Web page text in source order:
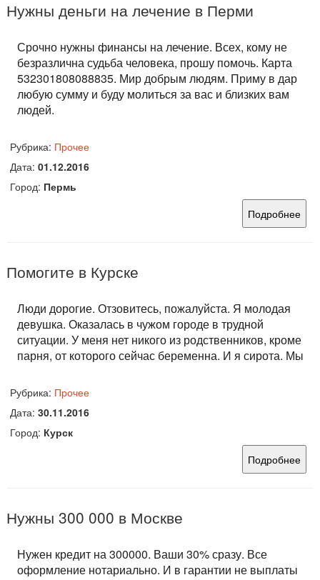
Нужны деньги на лечение в Перми
Срочно нужны финансы на лечение. Всех, кому не
безразлична судьба человека, прошу помочь. Карта
532301808088835. Мир добрым людям. Приму в дар
любую сумму и буду молиться за вас и близких вам
людей.
Рубрика: Прочее
Дата: 01.12.2016
Город: Пермь
Подробнее
Помогите в Курске
Люди дорогие. Отзовитесь, пожалуйста. Я молодая
девушка. Оказалась в чужом городе в трудной
ситуации. У меня нет никого из родственников, кроме
парня, от которого сейчас беременна. И я сирота. Мы
Рубрика: Прочее
Дата: 30.11.2016
Город: Курск
Подробнее
Нужны 300 000 в Москве
Нужен кредит на 300000. Ваши 30% сразу. Все
оформление нотариально. И в гарантии не выплаты